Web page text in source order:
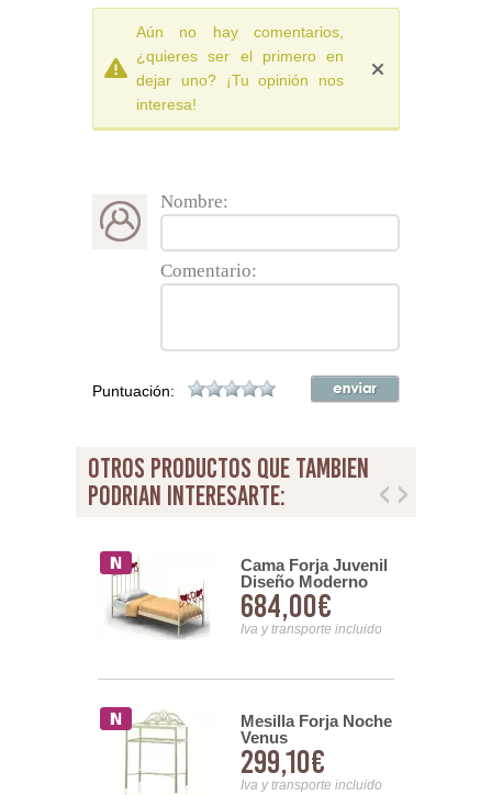
Aún no hay comentarios,
¿quieres ser el primero en
dejar uno? ¡Tu opinión nos
interesa!
Nombre:
Comentario:
Puntuación:
otros productos que tambien
podrian interesarte:
Cama Forja Juvenil
Diseño Moderno
con Postes Serie
Cuore
684,00€
Iva y transporte incluido
Mesilla Forja Noche
Venus
299,10€
Iva y transporte incluido